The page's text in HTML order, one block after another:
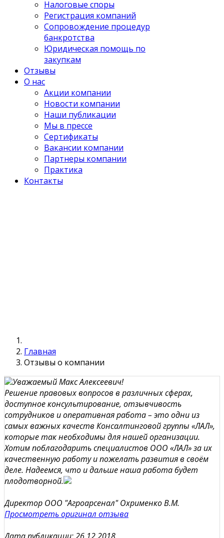
Налоговые споры
Регистрация компаний
Сопровождение процедур
банкротства
Юридическая помощь по
закупкам
Отзывы
О нас
Акции компании
Новости компании
Наши публикации
Мы в прессе
Сертификаты
Вакансии компании
Партнеры компании
Практика
Контакты
Главная
Отзывы о компании
Уважаемый Макс Алексеевич!
Решение правовых вопросов в различных сферах,
доступное консультирование, отзывчивость
сотрудников и оперативная работа – это одни из
самых важных качеств Консалтинговой группы «ЛАЛ»,
которые так необходимы для нашей организации.
Хотим поблагодарить специалистов ООО «ЛАЛ» за их
качественную работу и пожелать развития в своём
деле. Надеемся, что и дальше наша работа будет
плодотворной.
Директор ООО "Агроарсенал" Охрименко В.М.
Просмотреть оригинал отзыва